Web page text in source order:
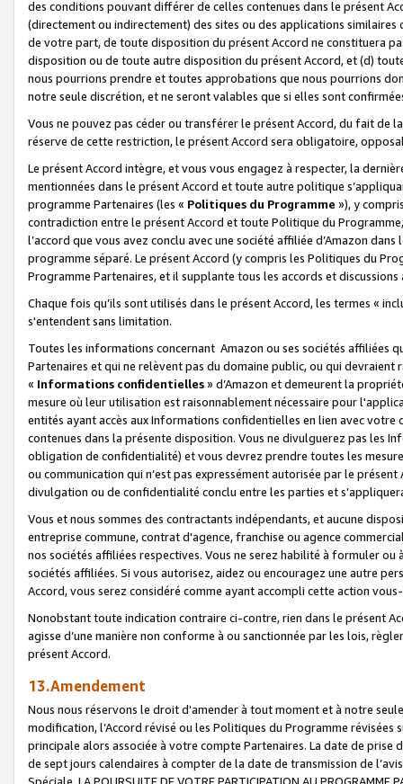
des conditions pouvant différer de celles contenues dans le présent
(directement ou indirectement) des sites ou des applications
de votre part, de toute disposition du présent Accord ne constituera
disposition ou de toute autre disposition du présent Accord, et (d)
nous pourrions prendre et toutes approbations que nous pourrions
notre seule discrétion, et ne seront valables que si elles sont
Vous ne pouvez pas céder ou transférer le présent Accord, du fait de
réserve de cette restriction, le présent Accord sera obligatoire,
Le présent Accord intègre, et vous vous engagez à respecter, la
mentionnées dans le présent Accord et toute autre politique
programme Partenaires (les « Politiques du Programme »), y
contradiction entre le présent Accord et toute Politique du
l’accord que vous avez conclu avec une société affiliée d’Amazon
programme séparé. Le présent Accord (y compris les Politiques du
Programme Partenaires, et il supplante tous les accords et discussions
Chaque fois qu’ils sont utilisés dans le présent Accord, les termes «
s'entendent sans limitation.
Toutes les informations concernant Amazon ou ses sociétés affiliées
Partenaires et qui ne relèvent pas du domaine public, ou qui
« Informations confidentielles» d’Amazon et demeurent la
mesure où leur utilisation est raisonnablement nécessaire pour
entités ayant accès aux Informations confidentielles en lien avec
contenues dans la présente disposition. Vous ne divulguerez pas les
obligation de confidentialité) et vous devrez prendre toutes les
ou communication qui n’est pas expressément autorisée par le
divulgation ou de confidentialité conclu entre les parties et
Vous et nous sommes des contractants indépendants, et aucune
entreprise commune, contrat d'agence, franchise ou agence
nos sociétés affiliées respectives. Vous ne serez habilité à formuler
sociétés affiliées. Si vous autorisez, aidez ou encouragez une autre
Accord, vous serez considéré comme ayant accompli cette action
Nonobstant toute indication contraire ci-contre, rien dans le présent
agisse d’une manière non conforme à ou sanctionnée par les lois,
présent Accord.
13.Amendement
Nous nous réservons le droit d'amender à tout moment et à notre
modification, l’Accord révisé ou les Politiques du Programme
principale alors associée à votre compte Partenaires. La date de
de sept jours calendaires à compter de la date de transmission de
Spéciale. LA POURSUITE DE VOTRE PARTICIPATION AU PROGRAMME